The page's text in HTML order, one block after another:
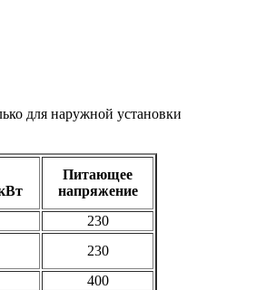
для наружной установки
Питающее
напряжение
230
230
400